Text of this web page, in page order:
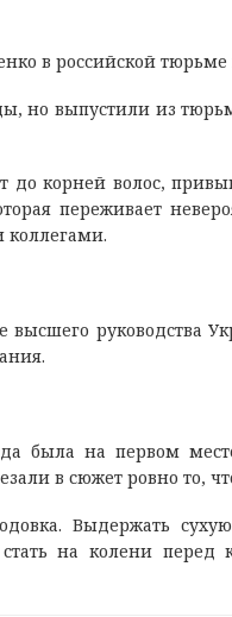
в российской
но выпустили из
до корней волос,
переживает
коллегами.
высшего руководства
была на первом
в сюжет ровно то,
Выдержать
на колени